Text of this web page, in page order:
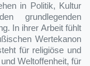
in Politik, Kultur
grundlegenden
In ihrer Arbeit fühlt
Wertekanon
für religiöse und
Weltoffenheit, für